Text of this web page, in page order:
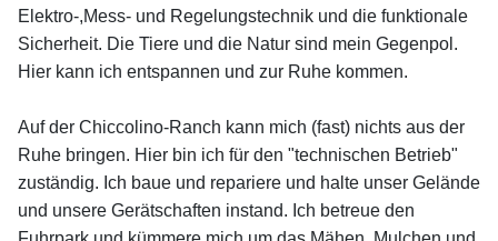
Elektro-,Mess- und Regelungstechnik und die funktionale
Sicherheit. Die Tiere und die Natur sind mein Gegenpol.
Hier kann ich entspannen und zur Ruhe kommen.
Auf der Chiccolino-Ranch kann mich (fast) nichts aus der
Ruhe bringen. Hier bin ich für den "technischen Betrieb"
zuständig. Ich baue und repariere und halte unser Gelände
und unsere Gerätschaften instand. Ich betreue den